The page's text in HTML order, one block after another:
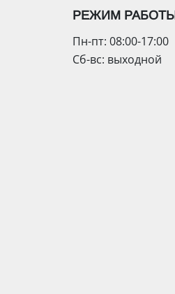
РЕЖИМ РАБОТЫ
Пн-пт: 08:00-17:00
Сб-вс: выходной